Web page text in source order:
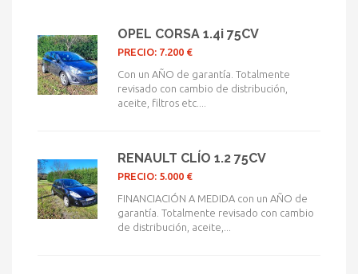
OPEL CORSA 1.4i 75CV
PRECIO: 7.200 €
Con un AÑO de garantía. Totalmente
revisado con cambio de distribución,
aceite, filtros etc....
RENAULT CLÍO 1.2 75CV
PRECIO: 5.000 €
FINANCIACIÓN A MEDIDA con un AÑO de
garantía. Totalmente revisado con cambio
de distribución, aceite,...